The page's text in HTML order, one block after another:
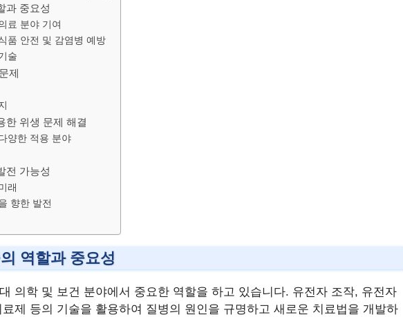
과 중요성
료 분야 기여
품 안전 및 감염병 예방
술
제
한 위생 문제 해결
양한 적용 분야
전 가능성
래
향한 발전
역할과 중요성
의학 및 보건 분야에서 중요한 역할을 하고 있습니다. 유전자 조작, 유전자
제 등의 기술을 활용하여 질병의 원인을 규명하고 새로운 치료법을 개발하